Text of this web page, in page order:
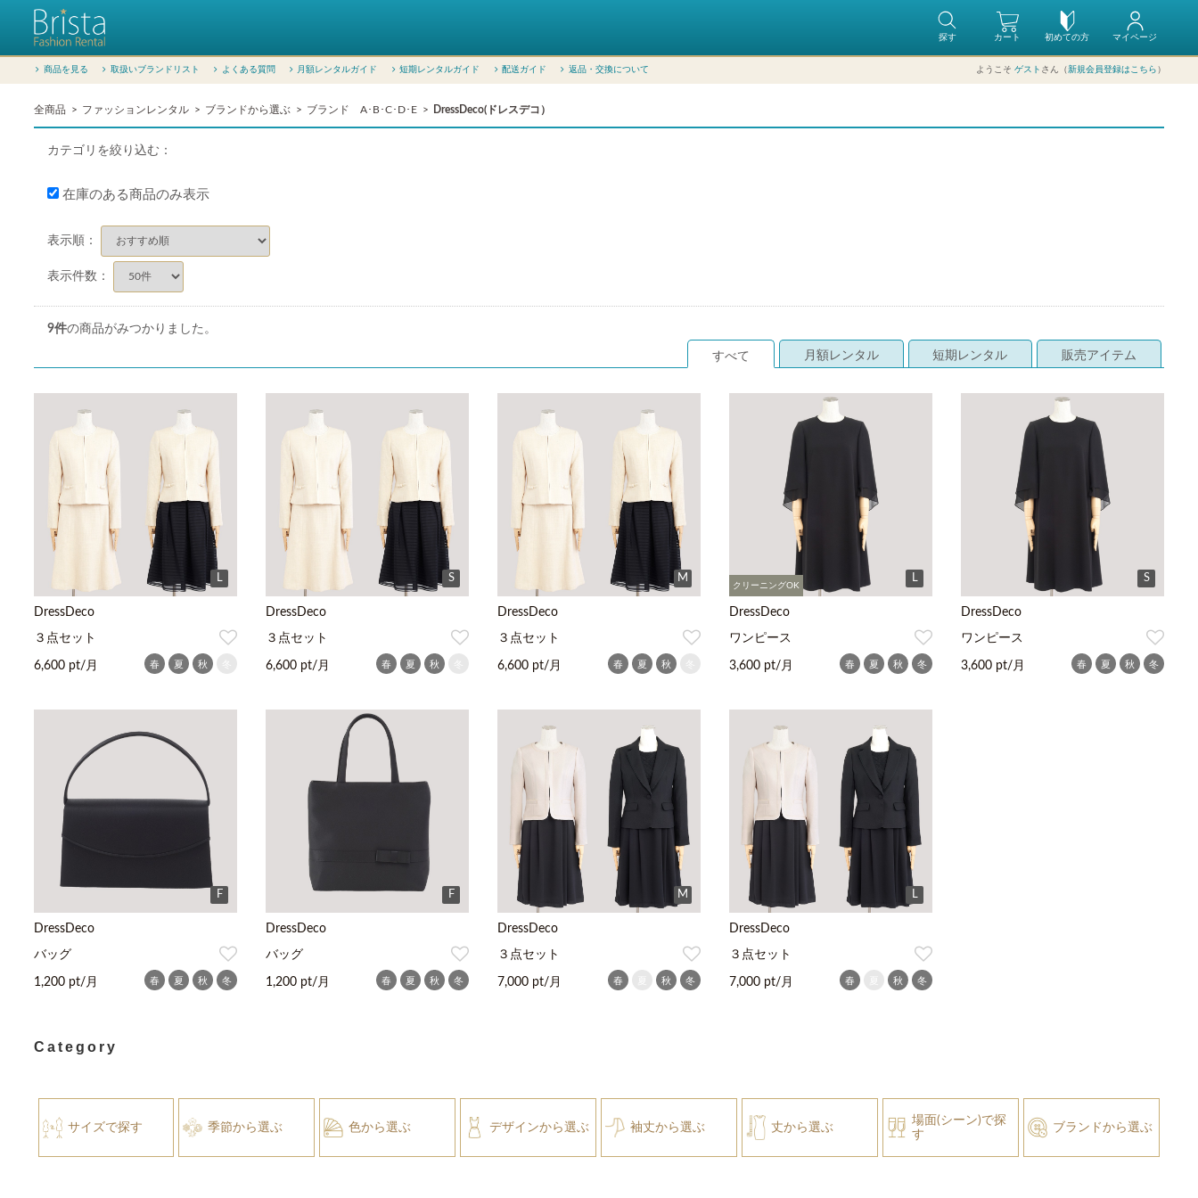
初めての方
カート マイページ
探す
商品を見る 取扱いブランドリスト よくある質問 月額レンタルガイド 短期レンタルガイド 配送ガイド 返品・交換について ようこそ ゲスト さん（新規会員登録はこちら ）
全商品 ファッションレンタル ブランドから選ぶ ブランド A･B･C･D･E DressDeco(ドレスデコ）
カテゴリを絞り込む：
在庫のある商品のみ表示
表示順：
表示件数：
9件の商品がみつかりました。
すべて 月額レンタル 短期レンタル 販売アイテム
L
DressDeco
３点セット
6,600 pt/月 春 夏 秋
S
DressDeco
３点セット
6,600 pt/月 春 夏 秋
M
DressDeco
３点セット
6,600 pt/月 春 夏 秋
クリーニングOK
L
DressDeco
ワンピース
3,600 pt/月 春 夏 秋 冬
S
DressDeco
ワンピース
3,600 pt/月 春 夏 秋 冬
F
DressDeco
バッグ
1,200 pt/月 春 夏 秋 冬
F
DressDeco
バッグ
1,200 pt/月 春 夏 秋 冬
M
DressDeco
３点セット
7,000 pt/月 春 秋 冬
L
DressDeco
３点セット
7,000 pt/月 春 秋 冬
Category
サイズで探す 季節から選ぶ 色から選ぶ デザインから選ぶ 袖丈から選ぶ 丈から選ぶ
場面(シーン)で探
す
ブランドから選ぶ